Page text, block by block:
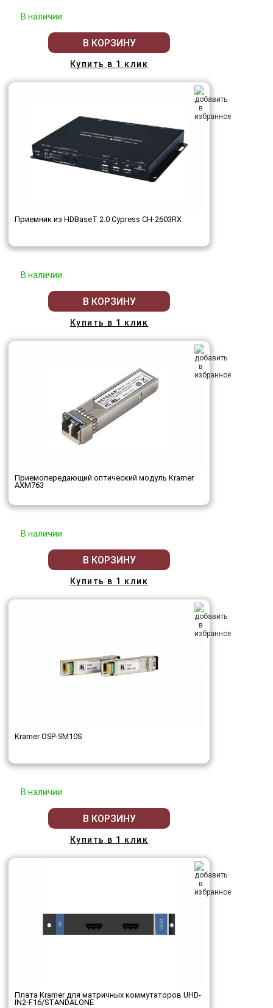
В наличии
В КОРЗИНУ
Купить в 1 клик
Приемник из HDBaseT 2.0 Cypress CH-2603RX
В наличии
В КОРЗИНУ
Купить в 1 клик
Приемопередающий оптический модуль Kramer
AXM763
В наличии
В КОРЗИНУ
Купить в 1 клик
Kramer OSP-SM10S
В наличии
В КОРЗИНУ
Купить в 1 клик
Плата Kramer для матричных коммутаторов UHD-
IN2-F16/STANDALONE